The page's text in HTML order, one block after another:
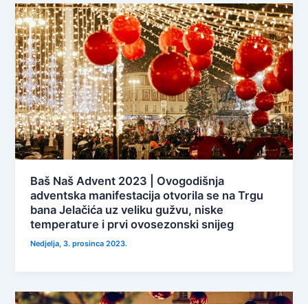
Baš Naš Advent 2023 | Ovogodišnja
adventska manifestacija otvorila se na Trgu
bana Jelačića uz veliku gužvu, niske
temperature i prvi ovosezonski snijeg
Nedjelja, 3. prosinca 2023.